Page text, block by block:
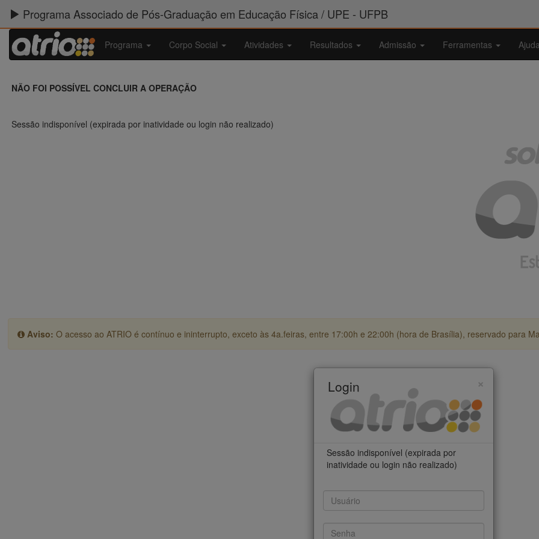
Programa Associado de Pós-Graduação em Educação Física / UPE - UFPB
Programa Corpo Social Atividades Resultados Admissão Ferramentas
NÃO FOI POSSÍVEL CONCLUIR A OPERAÇÃO
Sessão indisponível (expirada por inatividade ou login não realizado)
Aviso: O acesso ao ATRIO é contínuo e ininterrupto, exceto às 4a.feiras, entre 17:00h e 22:00h (hora de Brasília), reservado para
×
Login
Sessão indisponível (expirada por
inatividade ou login não realizado)